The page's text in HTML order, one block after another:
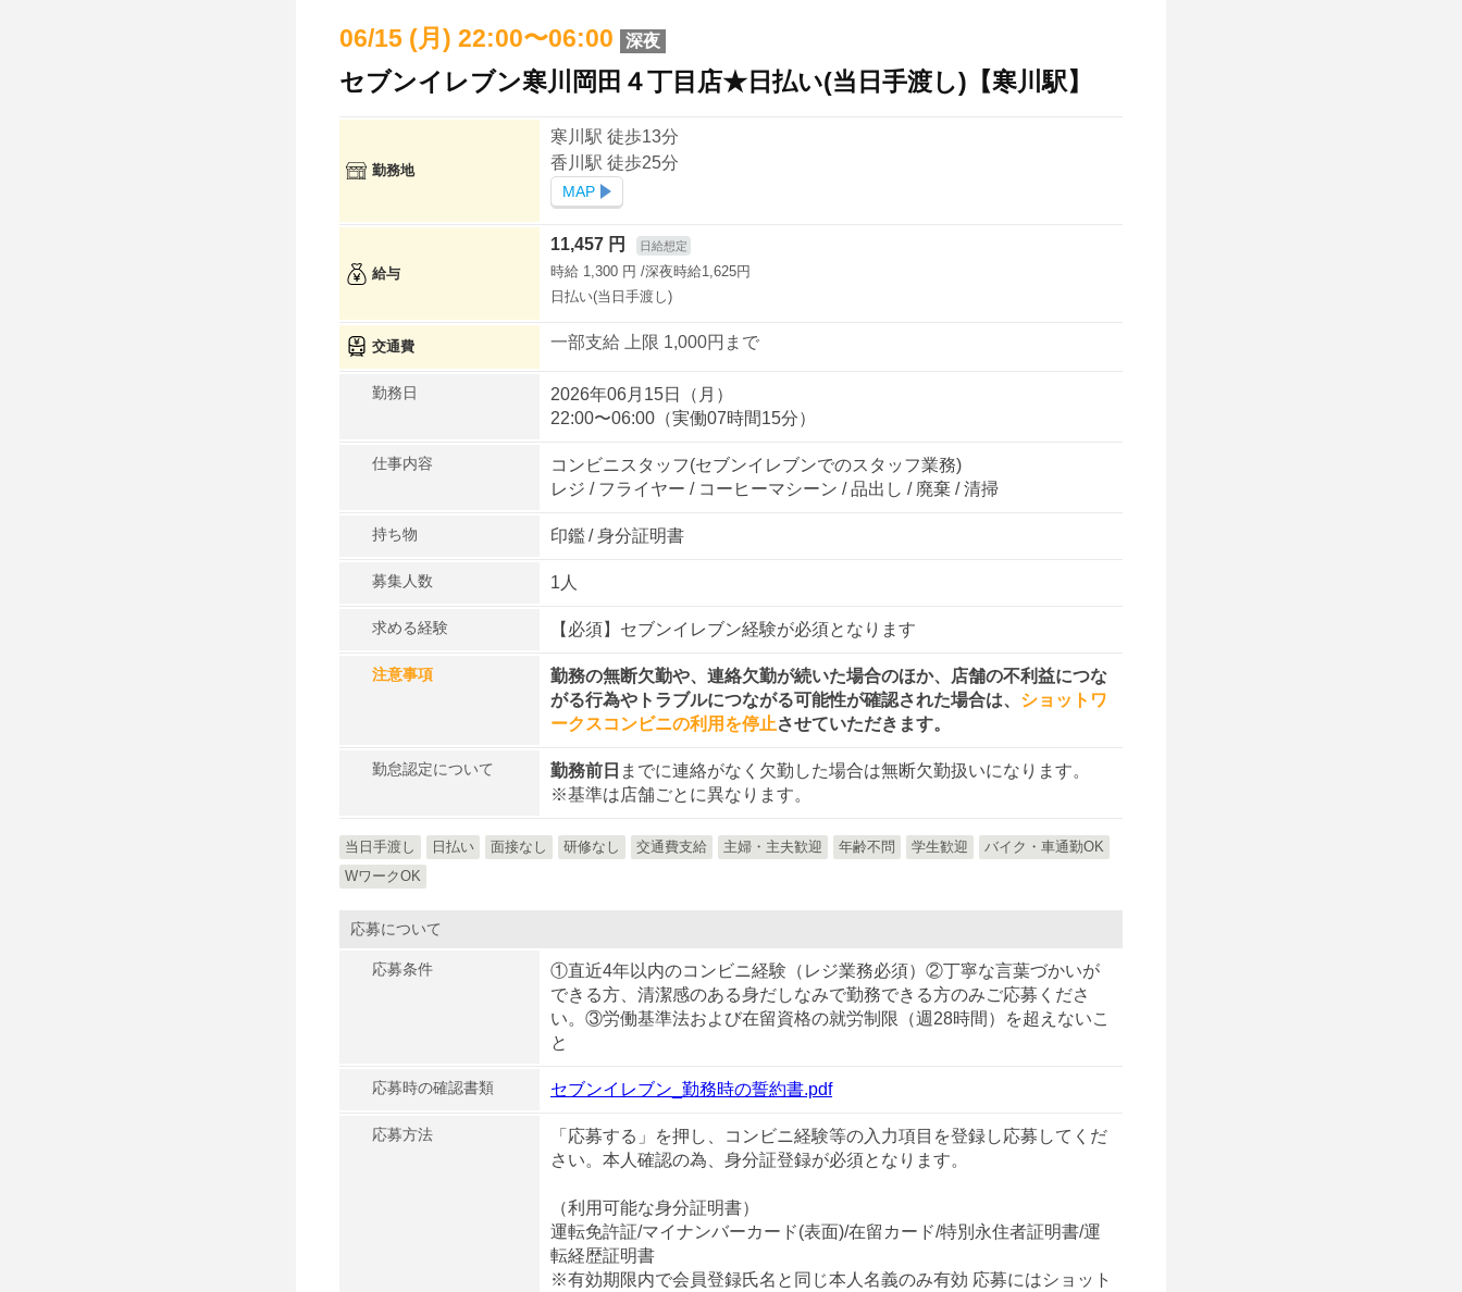
06/15 (月) 22:00〜06:00 深夜
セブンイレブン寒川岡田４丁目店★日払い(当日手渡し)【寒川駅】
勤務地
寒川駅 徒歩13分
香川駅 徒歩25分
MAP
給与
11,457 円 日給想定
時給 1,300 円 /深夜時給1,625円
日払い(当日手渡し)
交通費 一部支給 上限 1,000円まで
勤務日
2026年06月15日（月）
22:00〜06:00（実働07時間15分）
仕事内容
コンビニスタッフ(セブンイレブンでのスタッフ業務)
レジ / フライヤー / コーヒーマシーン / 品出し / 廃棄 / 清掃
持ち物 印鑑/身分証明書
募集人数 1人
求める経験 【必須】セブンイレブン経験が必須となります
注意事項
勤務の無断欠勤や、連絡欠勤が続いた場合のほか、店舗の不利益につな
がる行為やトラブルにつながる可能性が確認された場合は、 ショットワ
ークスコンビニの利用を停止させていただきます。
勤怠認定について 勤務前日 までに連絡がなく欠勤した場合は無断欠勤扱いになります。
※基準は店舗ごとに異なります。
当日手渡し 日払い 面接なし 研修なし 交通費支給 主婦・主夫歓迎 年齢不問 学生歓迎
バイク・車通勤OK
WワークOK
応募について
応募条件
①直近4年以内のコンビニ経験（レジ業務必須）②丁寧な言葉づかいが
できる方、清潔感のある身だしなみで勤務できる方のみご応募くださ
い。③労働基準法および在留資格の就労制限（週28時間）を超えないこ
と
応募時の確認書類 セブンイレブン_勤務時の誓約書.pdf
応募方法
「応募する」を押し、コンビニ経験等の入力項目を登録し応募してくだ
さい。本人確認の為、身分証登録が必須となります。
（利用可能な身分証明書）
運転免許証/マイナンバーカード(表面)/在留カード/特別永住者証明書/運
転経歴証明書
※有効期限内で会員登録氏名と同じ本人名義のみ有効 応募にはショット